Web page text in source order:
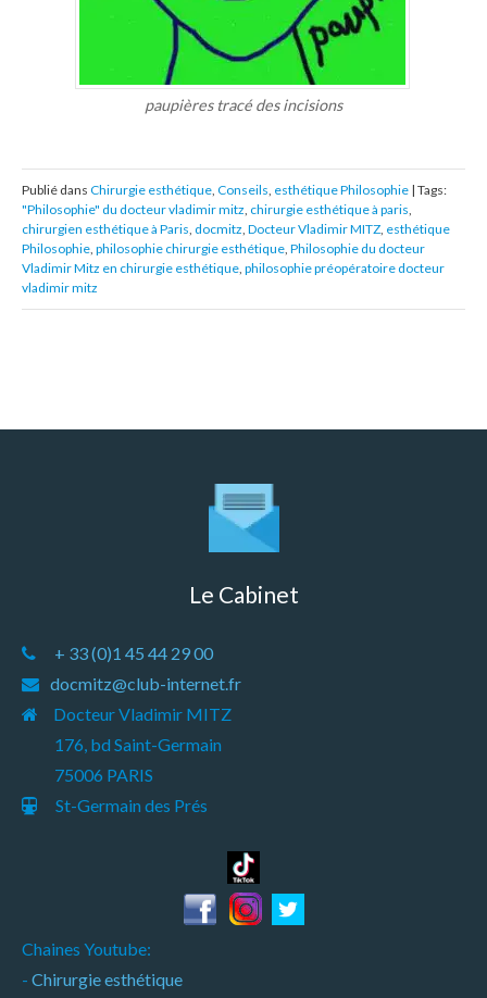
paupières tracé des incisions
Publié dans Chirurgie esthétique, Conseils, esthétique Philosophie | Tags:
"Philosophie" du docteur vladimir mitz, chirurgie esthétique à paris,
chirurgien esthétique à Paris, docmitz, Docteur Vladimir MITZ, esthétique
Philosophie, philosophie chirurgie esthétique, Philosophie du docteur
Vladimir Mitz en chirurgie esthétique, philosophie préopératoire docteur
vladimir mitz
Le Cabinet
+ 33 (0)1 45 44 29 00
docmitz@club-internet.fr
Docteur Vladimir MITZ
176, bd Saint-Germain
75006 PARIS
St-Germain des Prés
Chaines Youtube:
- Chirurgie esthétique